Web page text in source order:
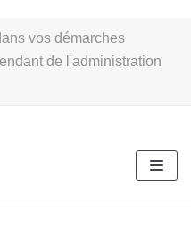
vos démarches
de l'administration